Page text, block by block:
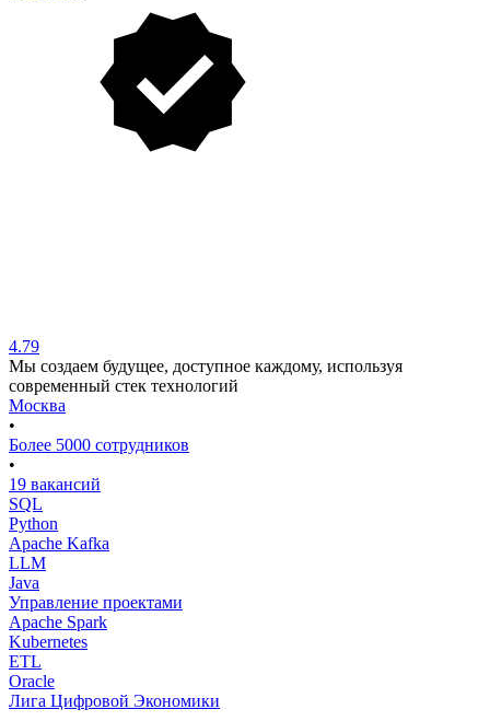
4.79
Мы создаем будущее, доступное каждому, используя
современный стек технологий
Москва
•
Более 5000 сотрудников
•
19 вакансий
SQL
Python
Apache Kafka
LLM
Java
Управление проектами
Apache Spark
Kubernetes
ETL
Oracle
Лига Цифровой Экономики